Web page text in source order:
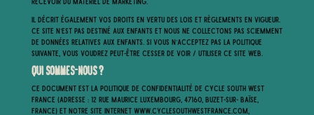
Il décrit également vos droits en vertu des lois et règlements en vigueur.
Ce site n’est pas destiné aux enfants et nous ne collectons pas sciemment
de données relatives aux enfants. Si vous n’acceptez pas la politique
suivante, vous voudrez peut-être cesser de voir / utiliser ce site web.
Qui sommes-nous ?
Ce document est la Politique de Confidentialité de Cycle South West
France (adresse : 12 Rue Maurice Luxembourg, 47160, Buzet-sur- Baïse,
France) et notre site internet www.cyclesouthwestfrance.com,